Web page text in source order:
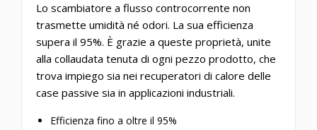
Lo scambiatore a flusso controcorrente non
trasmette umidità né odori. La sua efficienza
supera il 95%. È grazie a queste proprietà, unite
alla collaudata tenuta di ogni pezzo prodotto, che
trova impiego sia nei recuperatori di calore delle
case passive sia in applicazioni industriali.
Efficienza fino a oltre il 95%